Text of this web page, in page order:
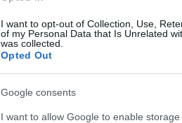
I want to opt-out of Collection, Use,
of my Personal Data that Is Unrelated
was collected.
Opted Out
Google consents
I want to allow Google to enable
εκρηκτικά – Οι
ρεκόρ